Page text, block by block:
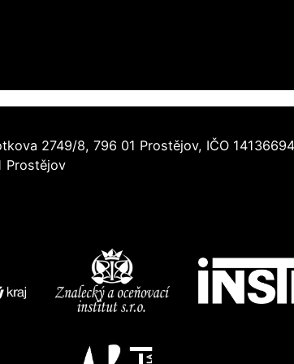
2749/8, 796 01 Prostějov, IČO 14136694
Prostějov